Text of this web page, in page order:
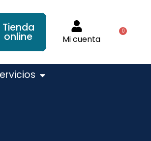
Tienda
online Mi cuenta
0